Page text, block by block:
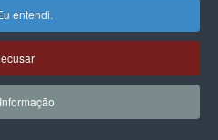
entendi.
mudas. A Organização das
o programa como
de Desenvolvimento
e considerou que o projeto
e dá acesso a alimentos
da cidade”.